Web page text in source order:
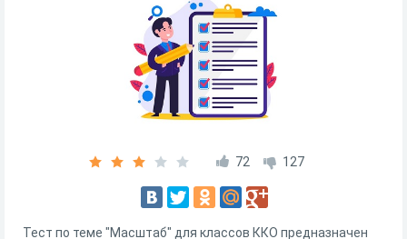
72 127
Тест по теме "Масштаб" для классов ККО предназначен